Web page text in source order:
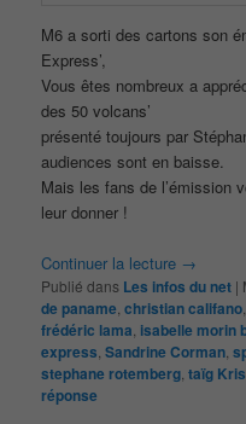
M6 a sorti des cartons son
Express’,
Vous êtes nombreux a
des 50 volcans’
présenté toujours par
audiences sont en baisse.
Mais les fans de l’émission
leur donner !
Continuer la lecture →
Publié dans Les infos du net |
de paname ,christian califano
frédéric lama isabelle morin
express ,Sandrine Corman ,
stephane rotemberg ,taïg Kris
réponse